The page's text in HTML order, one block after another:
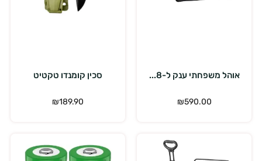
אוהל משפחתי ענק ל-8...
₪590.00
סכין קומנדו טקטיט
₪189.90